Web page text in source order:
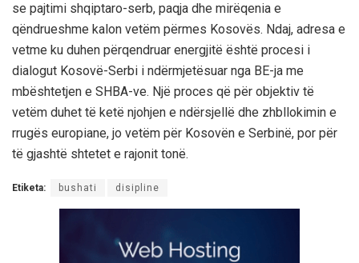
se pajtimi shqiptaro-serb, paqja dhe mirëqenia e
qëndrueshme kalon vetëm përmes Kosovës. Ndaj, adresa e
vetme ku duhen përqendruar energjitë është procesi i
dialogut Kosovë-Serbi i ndërmjetësuar nga BE-ja me
mbështetjen e SHBA-ve. Një proces që për objektiv të
vetëm duhet të ketë njohjen e ndërsjellë dhe zhbllokimin e
rrugës europiane, jo vetëm për Kosovën e Serbinë, por për
të gjashtë shtetet e rajonit tonë.
Etiketa: bushati disipline